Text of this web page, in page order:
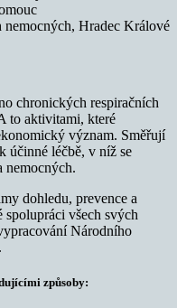
Hradec Králové
chronických respiračních
to aktivitami, které
význam. Směřují
účinné léčbě, v níž se
nemocných.
dohledu, prevence a
všech svých
Národního
způsoby: